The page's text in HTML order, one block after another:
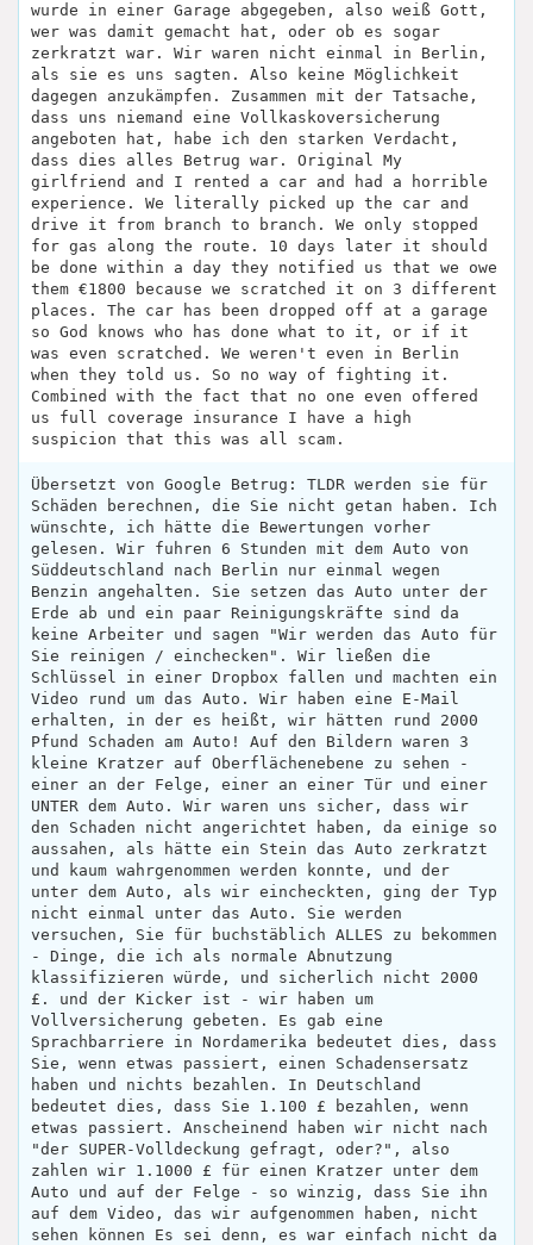
wurde in einer Garage abgegeben, also weiß Gott,
wer was damit gemacht hat, oder ob es sogar
zerkratzt war. Wir waren nicht einmal in Berlin,
als sie es uns sagten. Also keine Möglichkeit
dagegen anzukämpfen. Zusammen mit der Tatsache,
dass uns niemand eine Vollkaskoversicherung
angeboten hat, habe ich den starken Verdacht,
dass dies alles Betrug war. Original My
girlfriend and I rented a car and had a horrible
experience. We literally picked up the car and
drive it from branch to branch. We only stopped
for gas along the route. 10 days later it should
be done within a day they notified us that we owe
them €1800 because we scratched it on 3 different
places. The car has been dropped off at a garage
so God knows who has done what to it, or if it
was even scratched. We weren't even in Berlin
when they told us. So no way of fighting it.
Combined with the fact that no one even offered
us full coverage insurance I have a high
suspicion that this was all scam.
Übersetzt von Google Betrug: TLDR werden sie für
Schäden berechnen, die Sie nicht getan haben. Ich
wünschte, ich hätte die Bewertungen vorher
gelesen. Wir fuhren 6 Stunden mit dem Auto von
Süddeutschland nach Berlin nur einmal wegen
Benzin angehalten. Sie setzen das Auto unter der
Erde ab und ein paar Reinigungskräfte sind da
keine Arbeiter und sagen "Wir werden das Auto für
Sie reinigen / einchecken". Wir ließen die
Schlüssel in einer Dropbox fallen und machten ein
Video rund um das Auto. Wir haben eine E-Mail
erhalten, in der es heißt, wir hätten rund 2000
Pfund Schaden am Auto! Auf den Bildern waren 3
kleine Kratzer auf Oberflächenebene zu sehen -
einer an der Felge, einer an einer Tür und einer
UNTER dem Auto. Wir waren uns sicher, dass wir
den Schaden nicht angerichtet haben, da einige so
aussahen, als hätte ein Stein das Auto zerkratzt
und kaum wahrgenommen werden konnte, und der
unter dem Auto, als wir eincheckten, ging der Typ
nicht einmal unter das Auto. Sie werden
versuchen, Sie für buchstäblich ALLES zu bekommen
- Dinge, die ich als normale Abnutzung
klassifizieren würde, und sicherlich nicht 2000
£. und der Kicker ist - wir haben um
Vollversicherung gebeten. Es gab eine
Sprachbarriere in Nordamerika bedeutet dies, dass
Sie, wenn etwas passiert, einen Schadensersatz
haben und nichts bezahlen. In Deutschland
bedeutet dies, dass Sie 1.100 £ bezahlen, wenn
etwas passiert. Anscheinend haben wir nicht nach
"der SUPER-Volldeckung gefragt, oder?", also
zahlen wir 1.1000 £ für einen Kratzer unter dem
Auto und auf der Felge - so winzig, dass Sie ihn
auf dem Video, das wir aufgenommen haben, nicht
sehen können Es sei denn, es war einfach nicht da